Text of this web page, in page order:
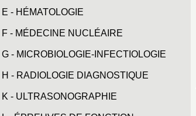
E - HÉMATOLOGIE
F - MÉDECINE NUCLÉAIRE
G - MICROBIOLOGIE-INFECTIOLOGIE
H - RADIOLOGIE DIAGNOSTIQUE
K - ULTRASONOGRAPHIE